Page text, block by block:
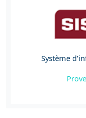
Système